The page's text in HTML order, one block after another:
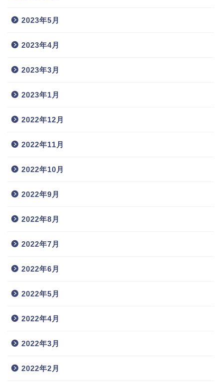
2023年5月
2023年4月
2023年3月
2023年1月
2022年12月
2022年11月
2022年10月
2022年9月
2022年8月
2022年7月
2022年6月
2022年5月
2022年4月
2022年3月
2022年2月